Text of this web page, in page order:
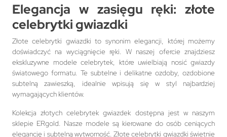
Elegancja w zasięgu ręki: złote
celebrytki gwiazdki
Złote celebrytki gwiazdki to synonim elegancji, której możemy
doświadczyć na wyciągnięcie ręki. W naszej ofercie znajdziesz
ekskluzywne modele celebrytek, które uwielbiają nosić gwiazdy
światowego formatu. Te subtelne i delikatne ozdoby, ozdobione
subtelną zawieszką, idealnie wpisują się w styl najbardziej
wymagających klientów.
Kolekcja złotych celebrytek gwiazdek dostępna jest w naszym
sklepie ERgold. Nasze modele są kierowane do osób ceniących
elegancję i subtelną wytworność. Złote celebrytki gwiazdki świetnie